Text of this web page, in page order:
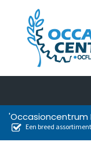
'Occasioncentrum
Een breed assortiment